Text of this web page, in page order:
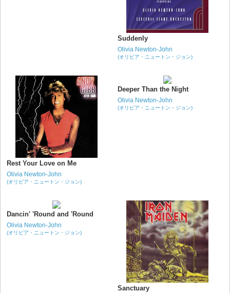
Suddenly
Olivia Newton-John
(オリビア・ニュートン・ジョン)
Rest Your Love on Me
Olivia Newton-John
(オリビア・ニュートン・ジョン)
Deeper Than the Night
Olivia Newton-John
(オリビア・ニュートン・ジョン)
Dancin' 'Round and 'Round
Olivia Newton-John
(オリビア・ニュートン・ジョン)
Sanctuary